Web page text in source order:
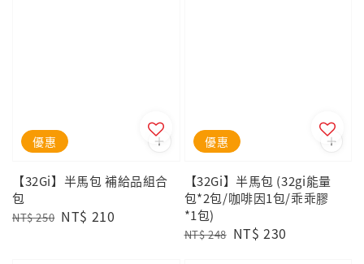
優惠
【32Gi】半馬包 補給品組合
包
Regular
NT$ 250 Sale
NT$ 210
優惠
【32Gi】半馬包 (32gi能量
包*2包/咖啡因1包/乖乖膠
*1包)
Regular
NT$ 248 Sale
NT$ 230